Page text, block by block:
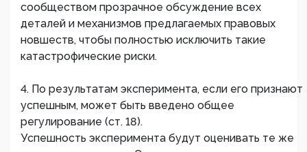
сообществом прозрачное обсуждение всех
деталей и механизмов предлагаемых правовых
новшеств, чтобы полностью исключить такие
катастрофические риски.
4. По результатам эксперимента, если его признают
успешным, может быть введено общее
регулирование (ст. 18).
Успешность эксперимента будут оценивать те же